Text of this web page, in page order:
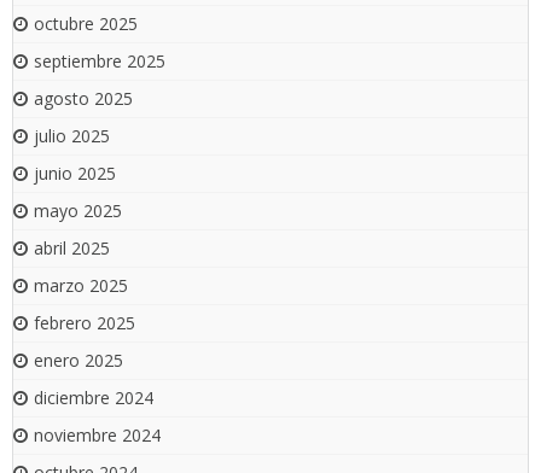
octubre 2025
septiembre 2025
agosto 2025
julio 2025
junio 2025
mayo 2025
abril 2025
marzo 2025
febrero 2025
enero 2025
diciembre 2024
noviembre 2024